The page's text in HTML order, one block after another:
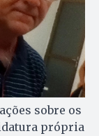
sobre os
própria